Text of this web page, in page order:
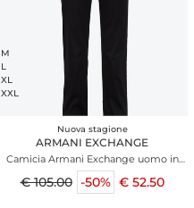
M
L
XL
XXL
Nuova stagione
ARMANI EXCHANGE
Camicia Armani Exchange uomo in
cotone jacquard
€ 105.00 -50% € 52.50